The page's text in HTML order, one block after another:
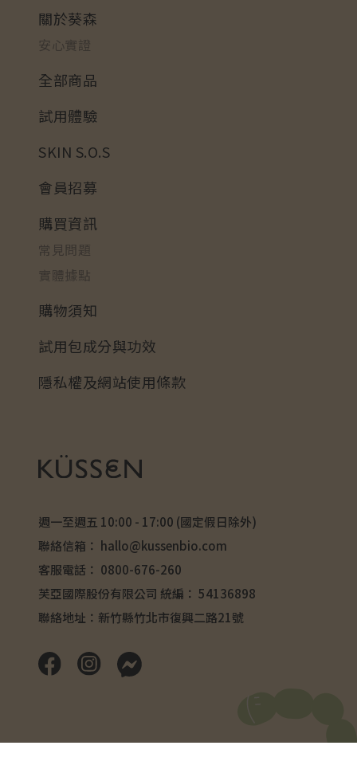
週一至週五 10:00 - 17:00 (國定假日除外)
聯絡信箱： hallo@kussenbio.com
客服電話： 0800-676-260
芙亞國際股份有限公司 統編： 54136898
聯絡地址：新竹縣竹北市復興二路21號
關於葵森
安心實證
全部商品
試用體驗
SKIN S.O.S
會員招募
購買資訊
常見問題
實體據點
購物須知
試用包成分與功效
隱私權及網站使用條款